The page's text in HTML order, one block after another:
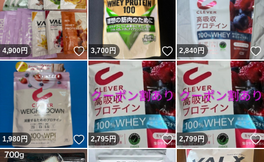
4,900円 いいね！
3,700円 いいね！
2,840円
1,980円 いいね！
2,795円 いいね！
2,799円